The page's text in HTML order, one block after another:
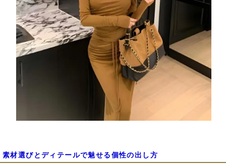
素材選びとディテールで魅せる個性の出し方